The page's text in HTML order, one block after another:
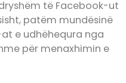
të Facebook-ut
patëm mundësinë
e udhëhequra nga
për menaxhimin e